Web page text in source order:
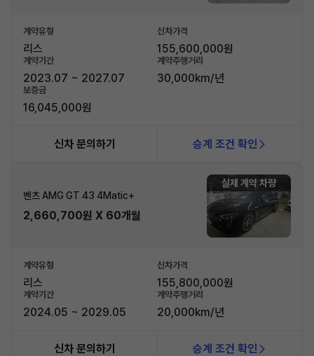
계약유형
리스
신차가격
155,600,000원
계약기간
2023.07 ~ 2027.07
계약주행거리
30,000km/년
보증금
16,045,000원
신차 문의하기 승계 조건 확인
벤츠 AMG GT 43 4Matic+
2,660,700원 X 60개월
실제 계약 차량
계약유형
리스
신차가격
155,800,000원
계약기간
2024.05 ~ 2029.05
계약주행거리
20,000km/년
신차 문의하기 승계 조건 확인